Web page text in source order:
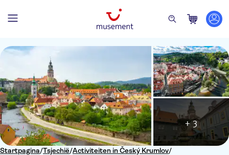
Startpagina/Tsjechië/Activiteiten in Český Krumlov/
+ 3